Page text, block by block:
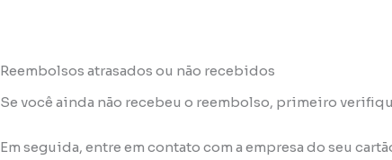
Reembolsos atrasados ou não recebidos
Se você ainda não recebeu o reembolso, primeiro
Em seguida, entre em contato com a empresa do seu